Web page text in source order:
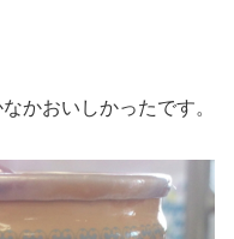
かおいしかったです。